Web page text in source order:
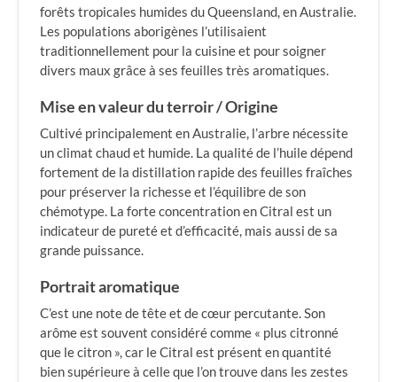
forêts tropicales humides du Queensland, en Australie.
Les populations aborigènes l’utilisaient
traditionnellement pour la cuisine et pour soigner
divers maux grâce à ses feuilles très aromatiques.
Mise en valeur du terroir / Origine
Cultivé principalement en Australie, l’arbre nécessite
un climat chaud et humide. La qualité de l’huile dépend
fortement de la distillation rapide des feuilles fraîches
pour préserver la richesse et l’équilibre de son
chémotype. La forte concentration en Citral est un
indicateur de pureté et d’efficacité, mais aussi de sa
grande puissance.
Portrait aromatique
C’est une note de tête et de cœur percutante. Son
arôme est souvent considéré comme « plus citronné
que le citron », car le Citral est présent en quantité
bien supérieure à celle que l’on trouve dans les zestes